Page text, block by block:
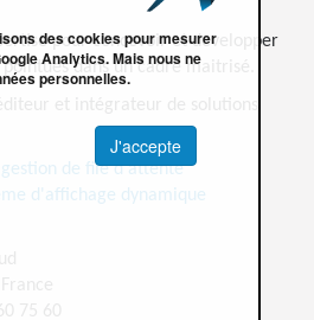
pour concevoir et developper
dans un cadre maitrisé.
et intégrateur de solutions
gestion de file d'attente
d'affichage dynamique
des cookies pour mesurer
Analytics. Mais nous ne
personnelles.
J'accepte